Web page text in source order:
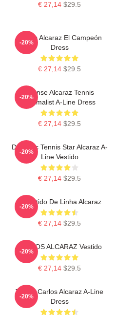
€ 27,14 $29.5
Carlos Alcaraz El Campeón
Dress
€ 27,14 $29.5
-20%
Intense Alcaraz Tennis
Minimalist A-Line Dress
€ 27,14 $29.5
-20%
Dynamic Tennis Star Alcaraz A-
Line Vestido
€ 27,14 $29.5
-20%
O Vestido De Linha Alcaraz
€ 27,14 $29.5
-20%
CARLOS ALCARAZ Vestido
€ 27,14 $29.5
-20%
Tennis Carlos Alcaraz A-Line
Dress
-20%